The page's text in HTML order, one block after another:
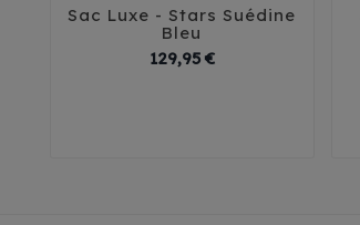

Sac Luxe - Stars Suédine
Bleu
129,95 €Prix